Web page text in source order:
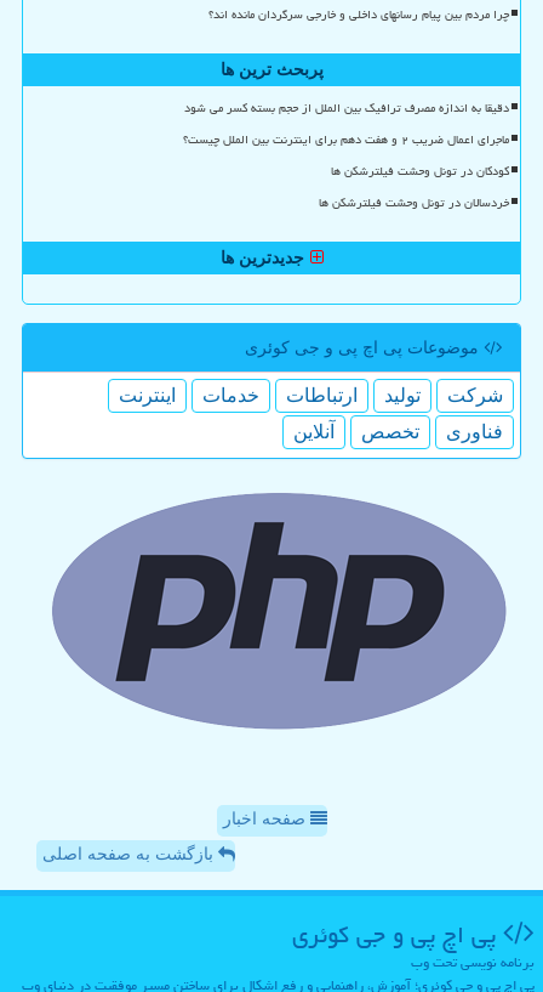
چرا مردم بین پیام رسانهای داخلی و خارجی سرگردان مانده اند؟
پربحث ترین ها
دقیقا به اندازه مصرف ترافیک بین الملل از حجم بسته کسر می شود
ماجرای اعمال ضریب ۲ و هفت دهم برای اینترنت بین الملل چیست؟
کودکان در تونل وحشت فیلترشکن ها
خردسالان در تونل وحشت فیلترشکن ها
جدیدترین ها
موضوعات پی اچ پی و جی كوئری
شركت تولید ارتباطات خدمات
اینترنت
فناوری
تخصص آنلاین
صفحه اخبار
بازگشت به صفحه اصلی
پی اچ پی و جی كوئری
برنامه نویسی تحت وب
پی اچ پی و جی کوئری؛ آموزش، راهنمایی و رفع اشکال برای ساختن مسیر موفقیت در دنیای وب